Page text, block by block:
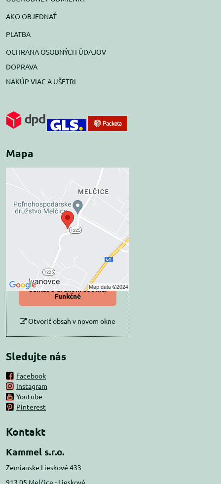
AKO OBJEDNAŤ
PLATBA
OCHRANA OSOBNÝCH ÚDAJOV
DOPRAVA
NAKÚP VIAC A UŠETRI
Mapa
Externý obsah je
blokovaný Voľbami
súkromia
Prajete si načítať externý obsah?
Povoliť tentokrát
Povoliť a zapamätať -
súhlas s druhom cookie:
Funkčné
Otvoriť obsah v novom okne
Sledujte nás
Facebook
Instagram
Youtube
Pinterest
Kontakt
Kammel s.r.o.
Zemianske Lieskové 433
913 05 Melčice - Lieskové